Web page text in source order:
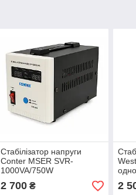
Стабілізатор напруги
Conter MSER SVR-
1000VA/750W
однофазний, сервопривід,
150-270V,AC230±3%
2 700₴ 2